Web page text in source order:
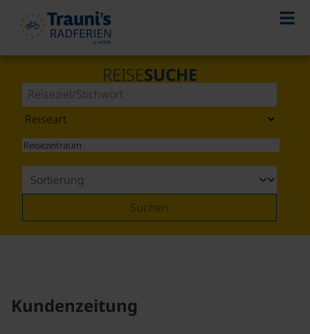
REISESUCHE
Suchen
Kundenzeitung